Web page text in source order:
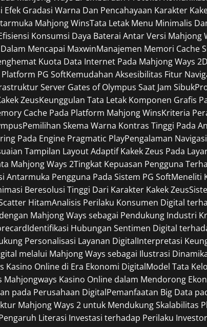
Efek Gradasi Warna Dan Pencahayaan Karakter
Mahjong WinsTata Letak Menu Minimalis
Konsumsi Daya Baterai Antar Versi Mahjong
Mencapai MaxwinManajemen Memori Cache
Kuota Data Internet Pada Mahjong Ways 2
PG SoftKemudahan Aksesibilitas Fitur
Server Gates of Olympus Saat Jam Sibuk
ZeusKeunggulan Tata Letak Komponen Grafis
Cache Pada Platform Mahjong WinsKriteria
Pemilihan Skema Warna Kontras Tinggi Pada
Pada Engine Pragmatic PlayPengalaman
Tampilan Layout Adaptif Kakek Zeus Pada
Mahjong Ways 2Tingkat Kepuasan Pengguna
Antarmuka Pengguna Pada Sistem PG SoftMeneliti
Beresolusi Tinggi Dari Karakter Kakek Zeus
HitamAnalisis Perilaku Konsumen Digital
Mahjong Ways sebagai Pendukung Industri
Identifikasi Hubungan Sentimen Digital
Personalisasi Layanan DigitalInterpretasi
melalui Mahjong Ways sebagai Ilustrasi
Kasino Online di Era Ekonomi DigitalModel Tata
Kasino Online dalam Mendorong
pada Perusahaan DigitalPemanfaatan Big Data
Mahjong Ways 2 untuk Mendukung Skalabilitas
Literasi Investasi terhadap Perilaku